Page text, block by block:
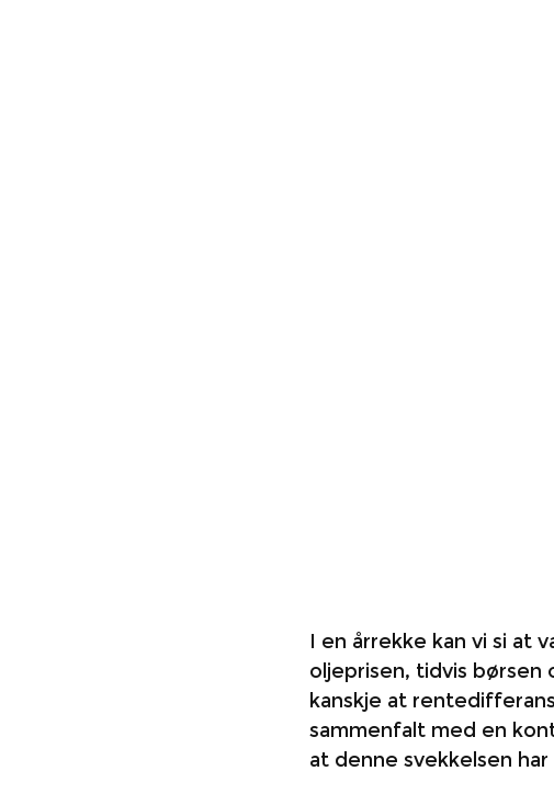
I en årrekke kan vi si at
oljeprisen, tidvis
kanskje at
sammenfalt med en
at denne svekkelsen